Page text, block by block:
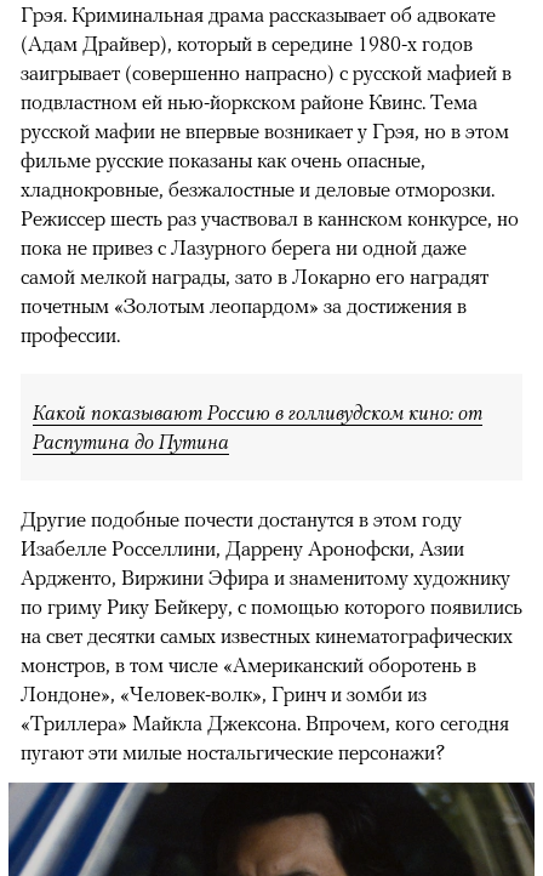
Грэя. Криминальная драма рассказывает об адвокате
(Адам Драйвер), который в середине 1980-х годов
заигрывает (совершенно напрасно) с русской мафией в
подвластном ей нью-йоркском районе Квинс. Тема
русской мафии не впервые возникает у Грэя, но в этом
фильме русские показаны как очень опасные,
хладнокровные, безжалостные и деловые отморозки.
Режиссер шесть раз участвовал в каннском конкурсе, но
пока не привез с Лазурного берега ни одной даже
самой мелкой награды, зато в Локарно его наградят
почетным «Золотым леопардом» за достижения в
профессии.
Какой показывают Россию в голливудском кино: от
Распутина до Путина
Другие подобные почести достанутся в этом году
Изабелле Росселлини, Даррену Аронофски, Азии
Ардженто, Виржини Эфира и знаменитому художнику
по гриму Рику Бейкеру, с помощью которого появились
на свет десятки самых известных кинематографических
монстров, в том числе «Американский оборотень в
Лондоне», «Человек-волк», Гринч и зомби из
«Триллера» Майкла Джексона. Впрочем, кого сегодня
пугают эти милые ностальгические персонажи?